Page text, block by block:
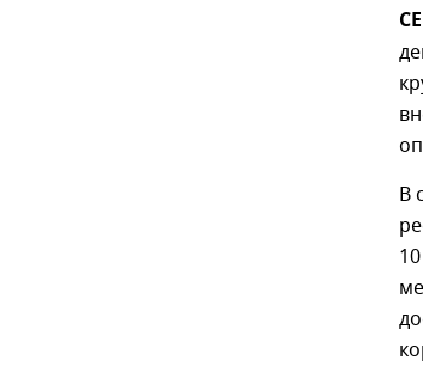
В